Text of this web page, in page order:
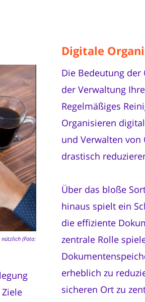
(Foto:
Digitale
Die Bedeutung
der Verwaltung
Regelmäßiges
Organisieren
und Verwalten
drastisch
Über das bloße
hinaus spielt ein
die effiziente
zentrale Rolle
erheblich zu
sicheren Ort zu